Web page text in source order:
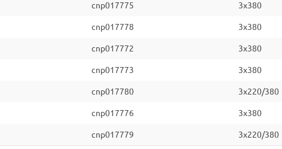
cnp017775 3x380
cnp017778 3x380
cnp017772 3x380
cnp017773 3x380
cnp017780 3x220/380
cnp017776 3x380
cnp017779 3x220/380